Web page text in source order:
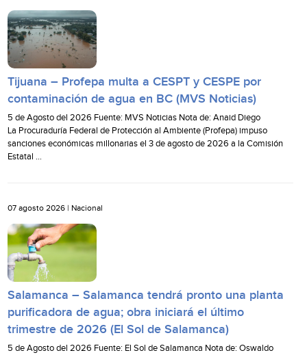
Tijuana – Profepa multa a CESPT y CESPE por
contaminación de agua en BC (MVS Noticias)
5 de Agosto del 2026 Fuente: MVS Noticias Nota de: Anaid Diego
La Procuraduría Federal de Protección al Ambiente (Profepa) impuso
sanciones económicas millonarias el 3 de agosto de 2026 a la Comisión
Estatal …
07 agosto 2026 | Nacional
Salamanca – Salamanca tendrá pronto una planta
purificadora de agua; obra iniciará el último
trimestre de 2026 (El Sol de Salamanca)
5 de Agosto del 2026 Fuente: El Sol de Salamanca Nota de: Oswaldo